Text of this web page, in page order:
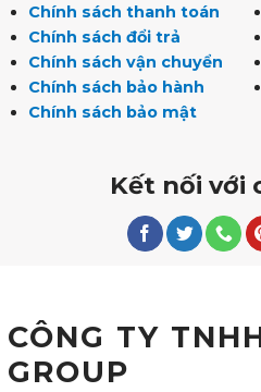
Chính sách thanh toán
Chính sách đổi trả
Chính sách vận chuyển
Chính sách bảo hành
Chính sách bảo mật
Kết nối với
CÔNG TY
GROUP